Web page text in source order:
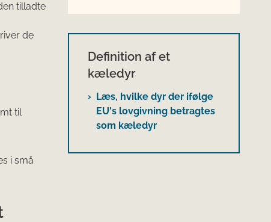
tilladte
de
til
i små
Definition af et
kæledyr
Læs, hvilke dyr der ifølge
EU's lovgivning betragtes
som kæledyr